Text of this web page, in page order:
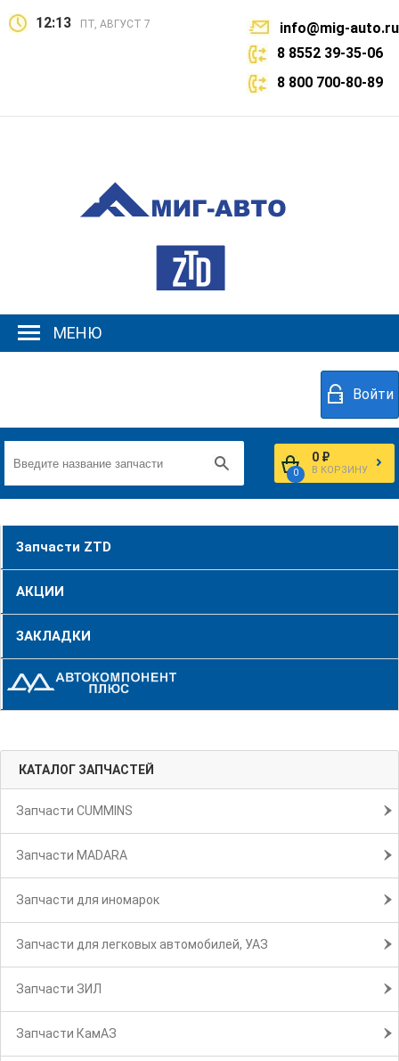
12:13 ПТ, АВГУСТ 7
info@mig-auto.ru
8 8552 39-35-06
8 800 700-80-89
МЕНЮ
Войти
0
0 ₽
В КОРЗИНУ
Запчасти ZTD
АКЦИИ
ЗАКЛАДКИ
КАТАЛОГ ЗАПЧАСТЕЙ
Запчасти CUMMINS
Запчасти MADARA
Запчасти для иномарок
Запчасти для легковых автомобилей, УАЗ
Запчасти ЗИЛ
Запчасти КамАЗ